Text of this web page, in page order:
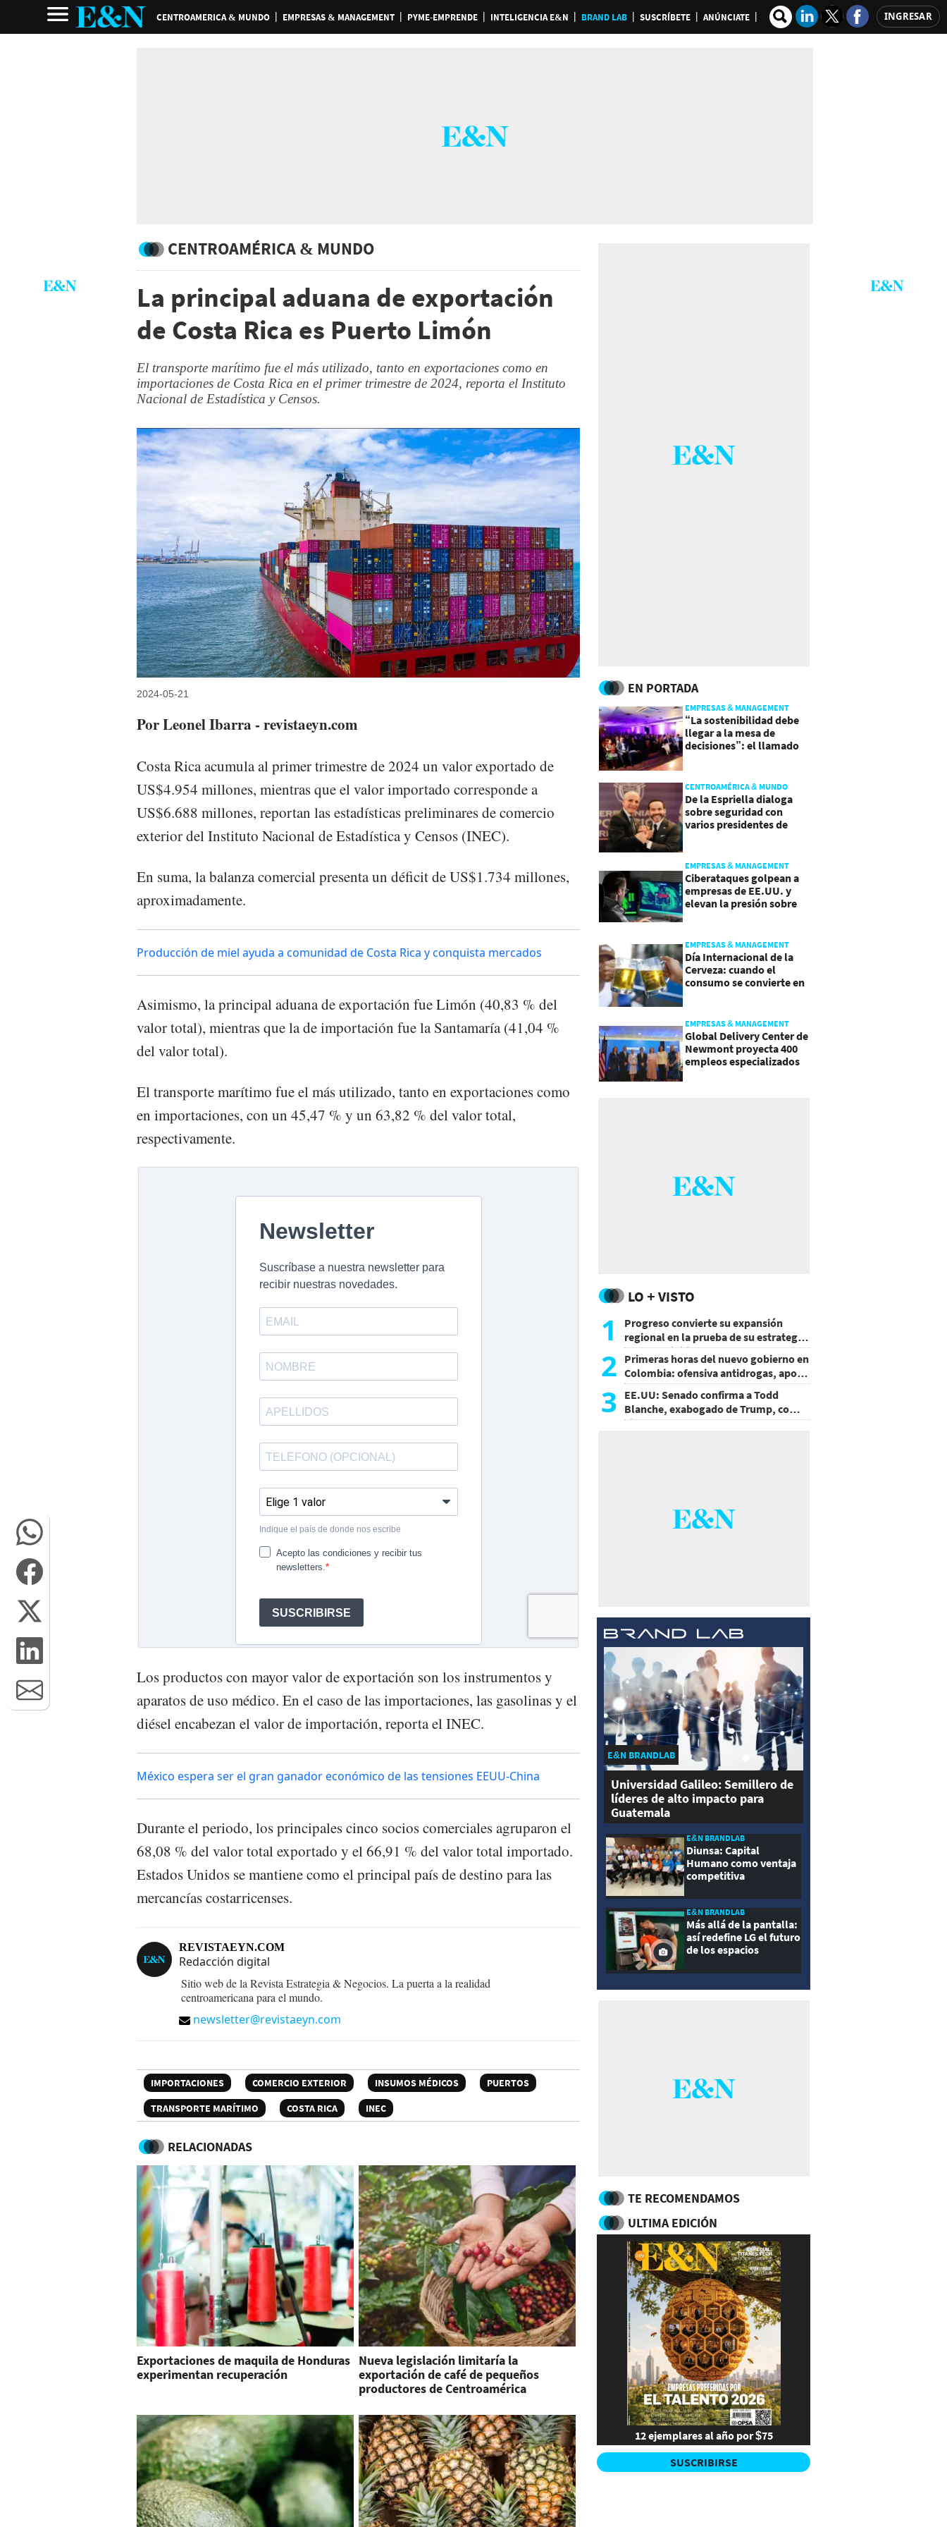
CENTROAMERICA & MUNDO EMPRESAS & MANAGEMENT PYME-EMPRENDE INTELIGENCIA E&N BRAND LAB SUSCRÍBETE ANÚNCIATE INGRESAR
CENTROAMÉRICA & MUNDO
La principal aduana de exportación
de Costa Rica es Puerto Limón
El transporte marítimo fue el más utilizado, tanto en exportaciones como en
importaciones de Costa Rica en el primer trimestre de 2024, reporta el Instituto
Nacional de Estadística y Censos.
2024-05-21
Por Leonel Ibarra - revistaeyn.com
Costa Rica acumula al primer trimestre de 2024 un valor exportado de
US$4.954 millones, mientras que el valor importado corresponde a
US$6.688 millones, reportan las estadísticas preliminares de comercio
exterior del Instituto Nacional de Estadística y Censos (INEC).
En suma, la balanza comercial presenta un déficit de US$1.734 millones,
aproximadamente.
Producción de miel ayuda a comunidad de Costa Rica y conquista mercados
Asimismo, la principal aduana de exportación fue Limón (40,83 % del
valor total), mientras que la de importación fue la Santamaría (41,04 %
del valor total).
El transporte marítimo fue el más utilizado, tanto en exportaciones como
en importaciones, con un 45,47 % y un 63,82 % del valor total,
respectivamente.
Los productos con mayor valor de exportación son los instrumentos y
aparatos de uso médico. En el caso de las importaciones, las gasolinas y el
diésel encabezan el valor de importación, reporta el INEC.
México espera ser el gran ganador económico de las tensiones EEUU-China
Durante el periodo, los principales cinco socios comerciales agruparon el
68,08 % del valor total exportado y el 66,91 % del valor total importado.
Estados Unidos se mantiene como el principal país de destino para las
mercancías costarricenses.
REVISTAEYN.COM
Redacción digital
Sitio web de la Revista Estrategia & Negocios. La puerta a la realidad
centroamericana para el mundo.
newsletter@revistaeyn.com
IMPORTACIONES COMERCIO EXTERIOR INSUMOS MÉDICOS
PUERTOS
TRANSPORTE MARÍTIMO
COSTA RICA INEC
RELACIONADAS
Exportaciones de maquila de Honduras
experimentan recuperación
Nueva legislación limitaría la
exportación de café de pequeños
productores de Centroamérica
EN PORTADA
EMPRESAS & MANAGEMENT
“La sostenibilidad debe
llegar a la mesa de
decisiones”: el llamado
CENTROAMÉRICA & MUNDO
De la Espriella dialoga
sobre seguridad con
varios presidentes de
EMPRESAS & MANAGEMENT
Ciberataques golpean a
empresas de EE.UU. y
elevan la presión sobre
EMPRESAS & MANAGEMENT
Día Internacional de la
Cerveza: cuando el
consumo se convierte en
EMPRESAS & MANAGEMENT
Global Delivery Center de
Newmont proyecta 400
empleos especializados
LO + VISTO
1
Progreso convierte su expansión
regional en la prueba de su estrategia
de sostenibilidad
2 Primeras horas del nuevo gobierno en
Colombia: ofensiva antidrogas, apoyo
de EE.UU. y un atentado
3 EE.UU: Senado confirma a Todd
Blanche, exabogado de Trump, como
Fiscal General
E&N BRANDLAB
Universidad Galileo: Semillero de
líderes de alto impacto para
Guatemala
E&N BRANDLAB
Diunsa: Capital
Humano como ventaja
competitiva
E&N BRANDLAB
Más allá de la pantalla:
así redefine LG el futuro
de los espacios
TE RECOMENDAMOS
ULTIMA EDICIÓN
12 ejemplares al año por $75
SUSCRIBIRSE